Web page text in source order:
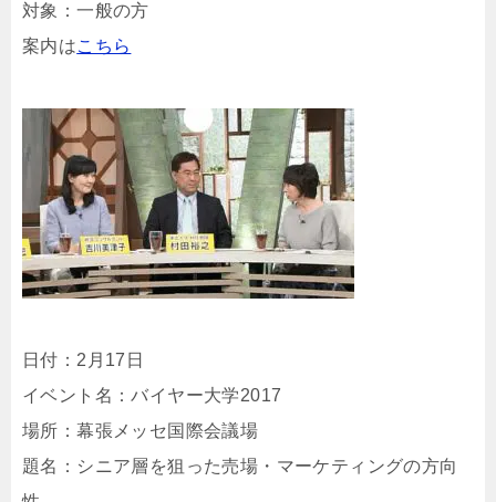
対象：一般の方
案内はこちら
日付：2月17日
イベント名：バイヤー大学2017
場所：幕張メッセ国際会議場
題名：シニア層を狙った売場・マーケティングの方向